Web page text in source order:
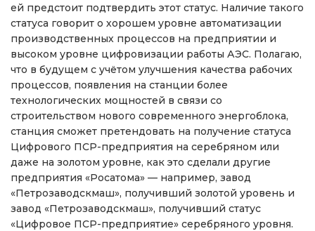
ей предстоит подтвердить этот статус. Наличие такого
статуса говорит о хорошем уровне автоматизации
производственных процессов на предприятии и
высоком уровне цифровизации работы АЭС. Полагаю,
что в будущем с учётом улучшения качества рабочих
процессов, появления на станции более
технологических мощностей в связи со
строительством нового современного энергоблока,
станция сможет претендовать на получение статуса
Цифрового ПСР-предприятия на серебряном или
даже на золотом уровне, как это сделали другие
предприятия «Росатома» — например, завод
«Петрозаводскмаш», получивший золотой уровень и
завод «Петрозаводскмаш», получивший статус
«Цифровое ПСР-предприятие» серебряного уровня.